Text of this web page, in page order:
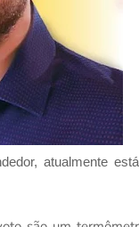
atualmente